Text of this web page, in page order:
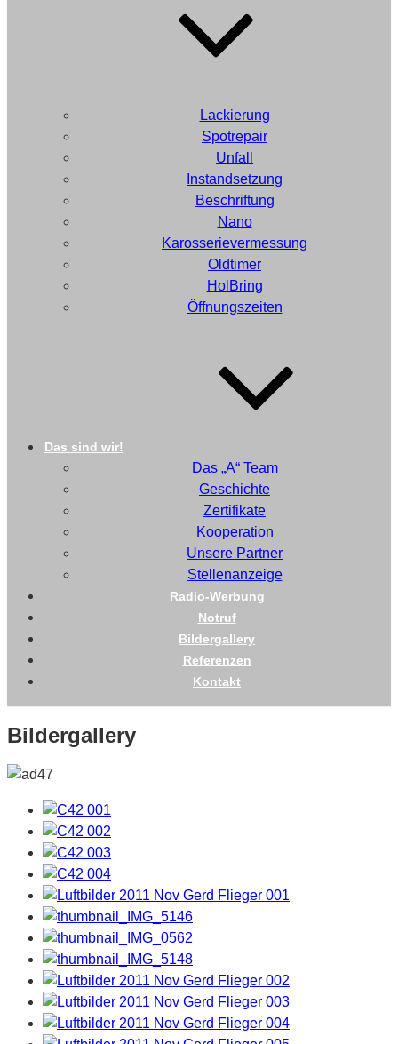
Lackierung
Spotrepair
Unfall
Instandsetzung
Beschriftung
Nano
Karosserievermessung
Oldtimer
HolBring
Öffnungszeiten
Das sind wir!
Das „A“ Team
Geschichte
Zertifikate
Kooperation
Unsere Partner
Stellenanzeige
Radio-Werbung
Notruf
Bildergallery
Referenzen
Kontakt
Bildergallery